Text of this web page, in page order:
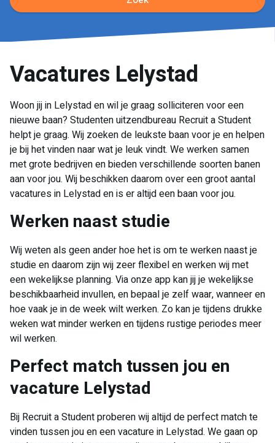
Vacatures Lelystad
Woon jij in Lelystad en wil je graag solliciteren voor een
nieuwe baan? Studenten uitzendbureau Recruit a Student
helpt je graag. Wij zoeken de leukste baan voor je en helpen
je bij het vinden naar wat je leuk vindt. We werken samen
met grote bedrijven en bieden verschillende soorten banen
aan voor jou. Wij beschikken daarom over een groot aantal
vacatures in Lelystad en is er altijd een baan voor jou.
Werken naast studie
Wij weten als geen ander hoe het is om te werken naast je
studie en daarom zijn wij zeer flexibel en werken wij met
een wekelijkse planning. Via onze app kan jij je wekelijkse
beschikbaarheid invullen, en bepaal je zelf waar, wanneer en
hoe vaak je in de week wilt werken. Zo kan je tijdens drukke
weken wat minder werken en tijdens rustige periodes meer
wil werken.
Perfect match tussen jou en
vacature Lelystad
Bij Recruit a Student proberen wij altijd de perfect match te
vinden tussen jou en een vacature in Lelystad. We gaan op